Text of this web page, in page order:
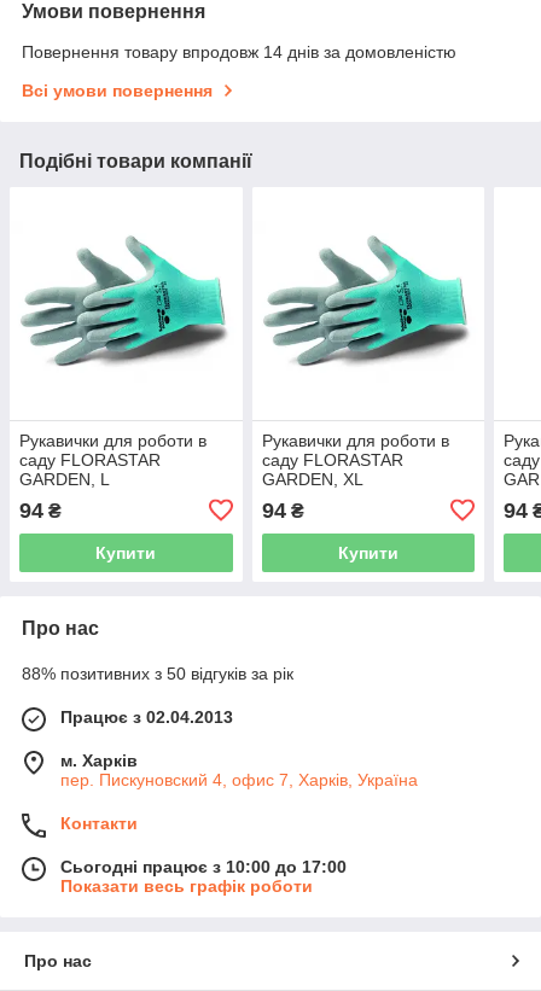
Умови повернення
Повернення товару впродовж 14 днів за домовленістю
Всі умови повернення
Подібні товари компанії
Рукавички для роботи в
саду FLORASTAR
GARDEN, L
94 ₴
Купити
Рукавички для роботи в
саду FLORASTAR
GARDEN, XL
94₴
Купити
94
Про нас
88% позитивних з 50 відгуків за рік
Працює з 02.04.2013
м. Харків
пер. Пискуновский 4, офис 7, Харків, Україна
Контакти
Сьогодні працює з 10:00 до 17:00
Показати весь графік роботи
Про нас